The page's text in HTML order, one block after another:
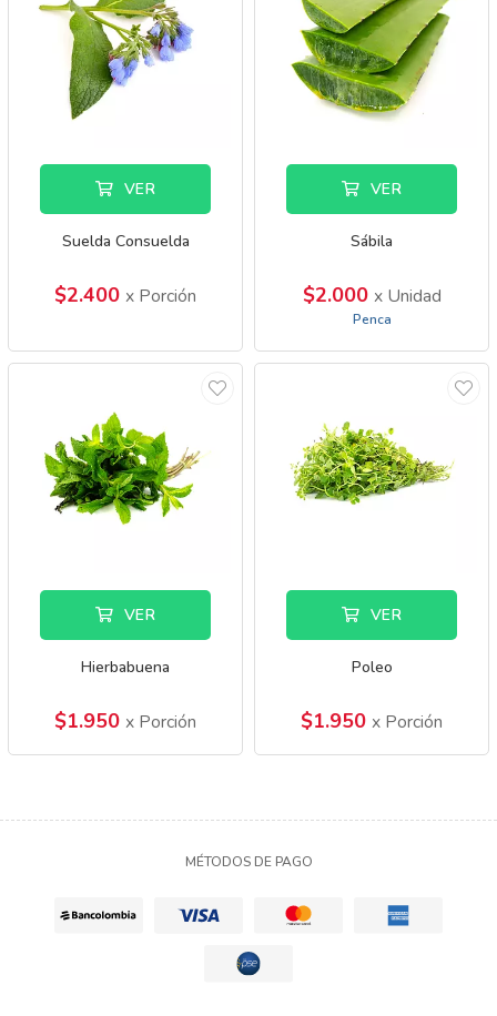
VER
Suelda Consuelda
$2.400 x Porción
VER
Sábila
$2.000 x Unidad
Penca
VER
Hierbabuena
$1.950 x Porción
VER
Poleo
$1.950 x Porción
MÉTODOS DE PAGO